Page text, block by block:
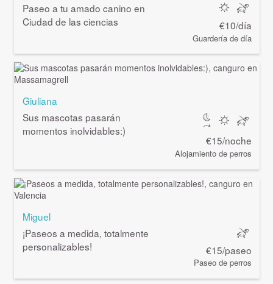
Paseo a tu amado canino en
Ciudad de las ciencias
€10/día
Guardería de día
Giuliana
Sus mascotas pasarán
momentos inolvidables:)
€15/noche
Alojamiento de perros
Miguel
¡Paseos a medida, totalmente
personalizables!
€15/paseo
Paseo de perros